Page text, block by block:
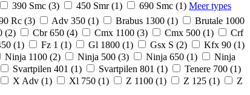
390 Smc (3) 450 Smr (1) 690 Smc (1) Meer types
Rc (3) Adv 350 (1) Brabus 1300 (1)
Brutale 1000
(2) Cbr 650 (4) Cmx 1100 (3) Cmx 500 (1)
Crf
(1) Fz 1 (1) Gl 1800 (1) Gsx S (2)
Kfx 90 (1)
Ninja 1100 (2) Ninja 500 (3) Ninja 650 (1)
Ninja
Svartpilen 401 (1) Svartpilen 801 (1)
Tenere 700 (1)
X Adv (1) Xl 750 (1) Z 1100 (1) Z 125 (1)
Z